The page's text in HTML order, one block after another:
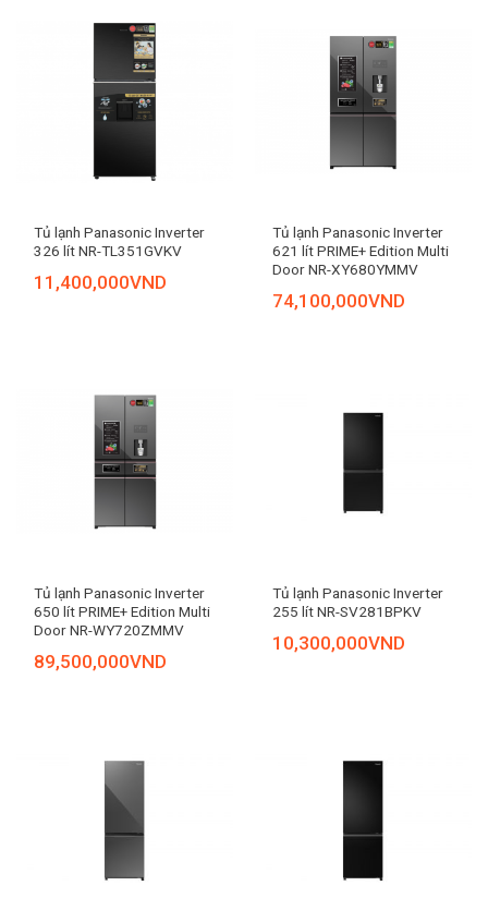
Tủ lạnh Panasonic Inverter
326 lít NR-TL351GVKV
11,400,000VND
Tủ lạnh Panasonic Inverter
621 lít PRIME+ Edition Multi
Door NR-XY680YMMV
74,100,000VND
Tủ lạnh Panasonic Inverter
650 lít PRIME+ Edition Multi
Door NR-WY720ZMMV
89,500,000VND
Tủ lạnh Panasonic Inverter
255 lít NR-SV281BPKV
10,300,000VND